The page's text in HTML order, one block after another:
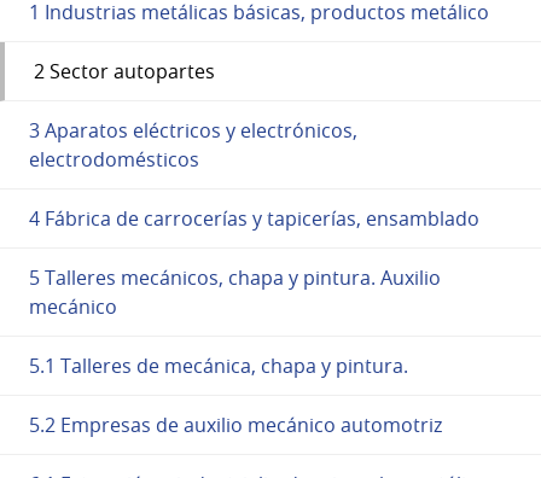
1 Industrias metálicas básicas, productos metálico
2 Sector autopartes
3 Aparatos eléctricos y electrónicos,
electrodomésticos
4 Fábrica de carrocerías y tapicerías, ensamblado
5 Talleres mecánicos, chapa y pintura. Auxilio
mecánico
5.1 Talleres de mecánica, chapa y pintura.
5.2 Empresas de auxilio mecánico automotriz